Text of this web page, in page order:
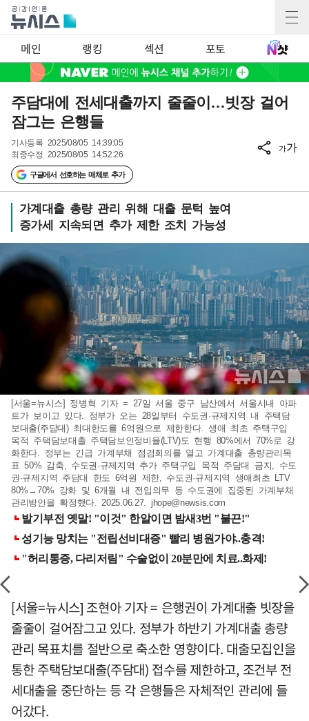
메인 랭킹 섹션 포토
주담대에 전세대출까지 줄줄이…빗장 걸어
잠그는 은행들
기사등록 2025/08/05 14:39:05
최종수정 2025/08/05 14:52:26
구글에서 선호하는 매체로 추가
가가
가계대출 총량 관리 위해 대출 문턱 높여
증가세 지속되면 추가 제한 조치 가능성
[서울=뉴시스] 정병혁 기자 = 27일 서울 중구 남산에서 서울시내 아파
트가 보이고 있다. 정부가 오는 28일부터 수도권·규제지역 내 주택담
보대출(주담대) 최대한도를 6억원으로 제한한다. 생애 최초 주택구입
목적 주택담보대출 주택담보인정비율(LTV)도 현행 80%에서 70%로 강
화한다. 정부는 긴급 가계부채 점검회의를 열고 가계대출 총량관리목
표 50% 감축, 수도권·규제지역 추가 주택구입 목적 주담대 금지, 수도
권·규제지역 주담대 한도 6억원 제한, 수도권·규제지역 생애최초 LTV
80%→70% 강화 및 6개월 내 전입의무 등 수도권에 집중된 가계부채
관리방안을 확정했다. 2025.06.27. jhope@newsis.com
[서울=뉴시스] 조현아 기자 = 은행권이 가계대출 빗장을
줄줄이 걸어잠그고 있다. 정부가 하반기 가계대출 총량
관리 목표치를 절반으로 축소한 영향이다. 대출모집인을
통한 주택담보대출(주담대) 접수를 제한하고, 조건부 전
세대출을 중단하는 등 각 은행들은 자체적인 관리에 들
어갔다.